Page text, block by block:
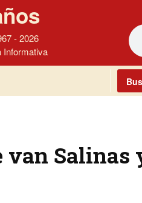
- 2026
Informativa
van Salinas